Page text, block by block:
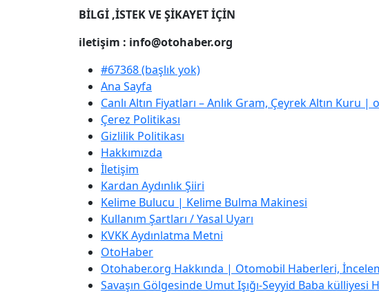
BİLGİ ,İSTEK VE ŞİKAYET İÇİN
iletişim : info@otohaber.org
#67368 (başlık yok)
Ana Sayfa
Canlı Altın Fiyatları – Anlık Gram, Çeyrek Altın Kuru
Çerez Politikası
Gizlilik Politikası
Hakkımızda
İletişim
Kardan Aydınlık Şiiri
Kelime Bulucu | Kelime Bulma Makinesi
Kullanım Şartları / Yasal Uyarı
KVKK Aydınlatma Metni
OtoHaber
Otohaber.org Hakkında | Otomobil Haberleri,
Savaşın Gölgesinde Umut Işığı-Seyyid Baba külliyesi